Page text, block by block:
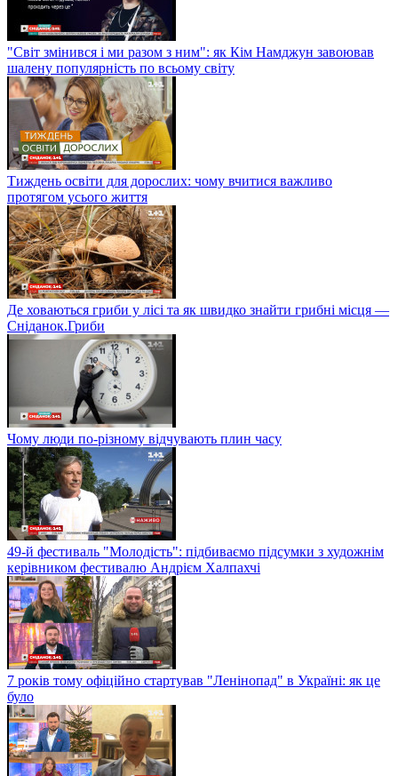
"Світ змінився і ми разом з ним": як Кім Намджун завоював
шалену популярність по всьому світу
Тиждень освіти для дорослих: чому вчитися важливо
протягом усього життя
Де ховаються гриби у лісі та як швидко знайти грибні місця —
Сніданок.Гриби
Чому люди по-різному відчувають плин часу
49-й фестиваль "Молодість": підбиваємо підсумки з художнім
керівником фестивалю Андрієм Халпахчі
7 років тому офіційно стартував "Ленінопад" в Україні: як це
було